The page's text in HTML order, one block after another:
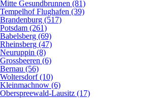
Mitte Gesundbrunnen (81)
Tempelhof Flughafen (39)
Brandenburg (517)
Potsdam (261)
Babelsberg (69)
Rheinsberg (47)
Neuruppin (8)
Grossbeeren (6)
Bernau (56)
Woltersdorf (10)
Kleinmachnow (6)
Oberspreewald-Lausitz (17)